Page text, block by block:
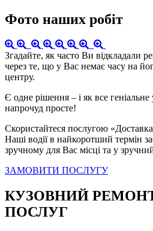
Фото наших робіт
Згадайте, як часто Ви відкладали
через те, що у Вас немає часу на
центру.
Є одне рішення – і як все геніальне
напрочуд просте!
Скористайтеся послугою «Доставка
Наші водії в найкоротший термін
зручному для Вас місці та у
ЗАМОВИТИ ПОСЛУГУ
КУЗОВНИЙ
ПОСЛУГ